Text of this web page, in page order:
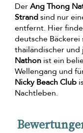
DerAng Thong
Strandsind nur
entfernt. Hier
deutsche
thailändischer und
Nathon ist ein
Wellengang und
Nicky Beach Club
Nachtleben.